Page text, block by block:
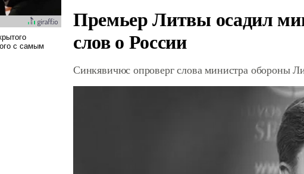
Премьер Литвы осадил
слов о России
Синкявичюс опроверг слова министра обороны